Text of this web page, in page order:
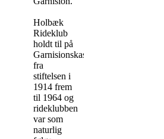
Holbæk
Rideklub
holdt til på
Garnisionskasernen
fra
stiftelsen i
1914 frem
til 1964 og
rideklubben
var som
naturlig